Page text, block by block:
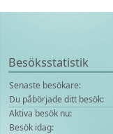
Besöksstatistik
Senaste besökare:
Du påbörjade ditt besök:
Aktiva besök nu:
Besök idag: